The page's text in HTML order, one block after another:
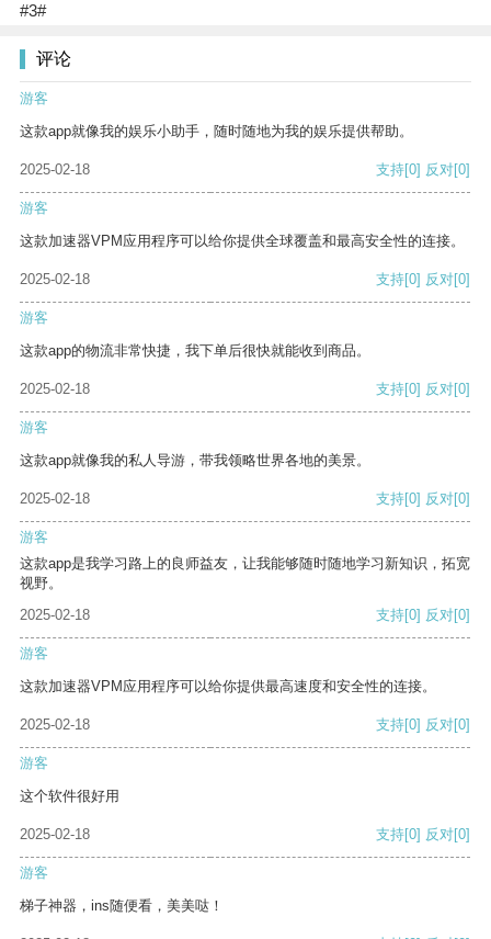
#3#
评论
游客
这款app就像我的娱乐小助手，随时随地为我的娱乐提供帮助。
2025-02-18 支持[0] 反对[0]
游客
这款加速器VPM应用程序可以给你提供全球覆盖和最高安全性的连接。
2025-02-18 支持[0] 反对[0]
游客
这款app的物流非常快捷，我下单后很快就能收到商品。
2025-02-18 支持[0] 反对[0]
游客
这款app就像我的私人导游，带我领略世界各地的美景。
2025-02-18 支持[0] 反对[0]
游客
这款app是我学习路上的良师益友，让我能够随时随地学习新知识，拓宽
视野。
2025-02-18
支持[0] 反对[0]
游客
这款加速器VPM应用程序可以给你提供最高速度和安全性的连接。
2025-02-18 支持[0] 反对[0]
游客
这个软件很好用
2025-02-18 支持[0] 反对[0]
游客
梯子神器，ins随便看，美美哒！